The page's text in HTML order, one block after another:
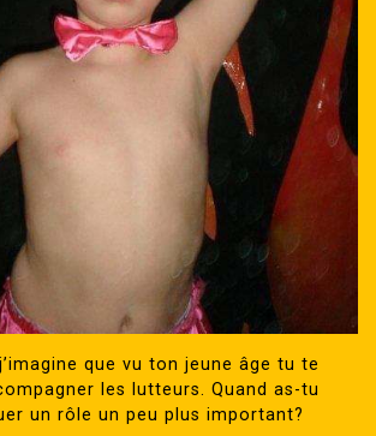
que vu ton jeune âge tu te
les lutteurs. Quand as-tu
un rôle un peu plus important?